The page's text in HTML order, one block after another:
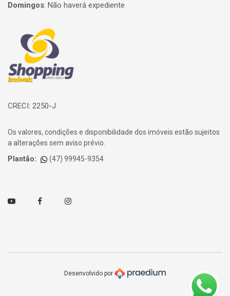
Domingos: Não haverá expediente
Página inicial
CRECI: 2250-J
Os valores, condições e disponibilidade dos imóveis estão sujeitos
a alterações sem aviso prévio.
Plantão:
(47) 99945-9354
Youtube FacebookInstagram
Desenvolvido por